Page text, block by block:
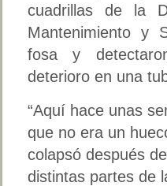
cuadrillas de la
Mantenimiento y
fosa y
deterioro en una
“Aquí hace unas
que no era un
colapsó después
distintas partes de